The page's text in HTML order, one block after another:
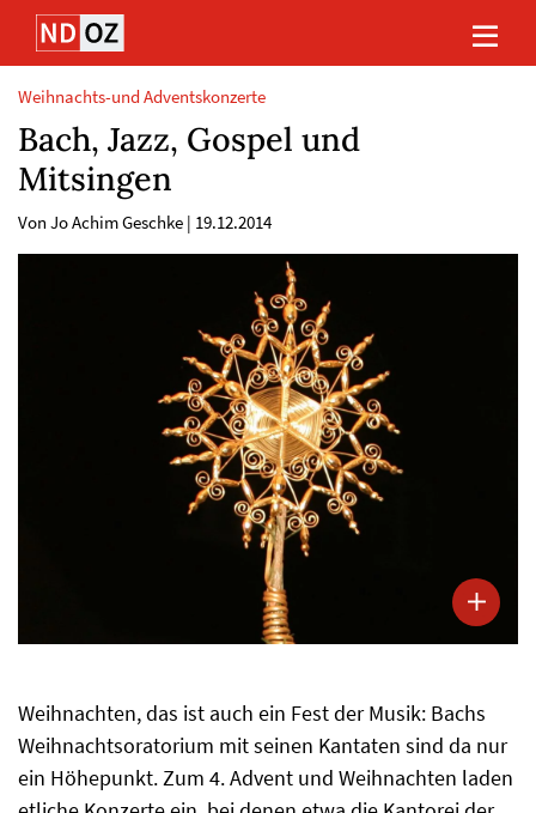
Direkt
Inhalt
(Eingabetaste)
Direkt
Hauptmenu
(Eingabetaste)
Direkt
Suche
(Eingabetaste)
Direkt
Footer
(Eingabetaste)
Weihnachts-und Adventskonzerte
Bach, Jazz, Gospel und
Mitsingen
Von Jo Achim Geschke | 19.12.2014
Weihnachten, das ist auch ein Fest der Musik: Bachs
Weihnachtsoratorium mit seinen Kantaten sind da nur
ein Höhepunkt. Zum 4. Advent und Weihnachten laden